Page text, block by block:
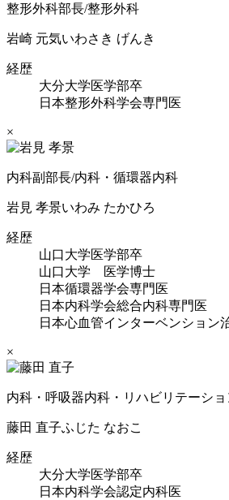
整形外科部長/整形外科
岩崎 元気いわさき げんき
経歴
大分大学医学部卒
日本整形外科学会専門医
×
内科副部長/内科・循環器内科
岩見 孝景いわみ たかひろ
経歴
山口大学医学部卒
山口大学 医学博士
日本循環器学会専門医
日本内科学会総合内科専門医
日本心血管インターベンション
×
内科・呼吸器内科・リハビリテーシ
藤田 直子ふじた なおこ
経歴
大分大学医学部卒
日本内科学会認定内科医